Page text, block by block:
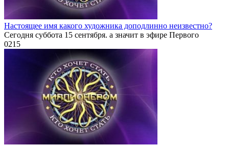
Настоящее имя какого художника доподлинно неизвестно?
Сегодня суббота 15 сентября. а значит в эфире Первого
0215